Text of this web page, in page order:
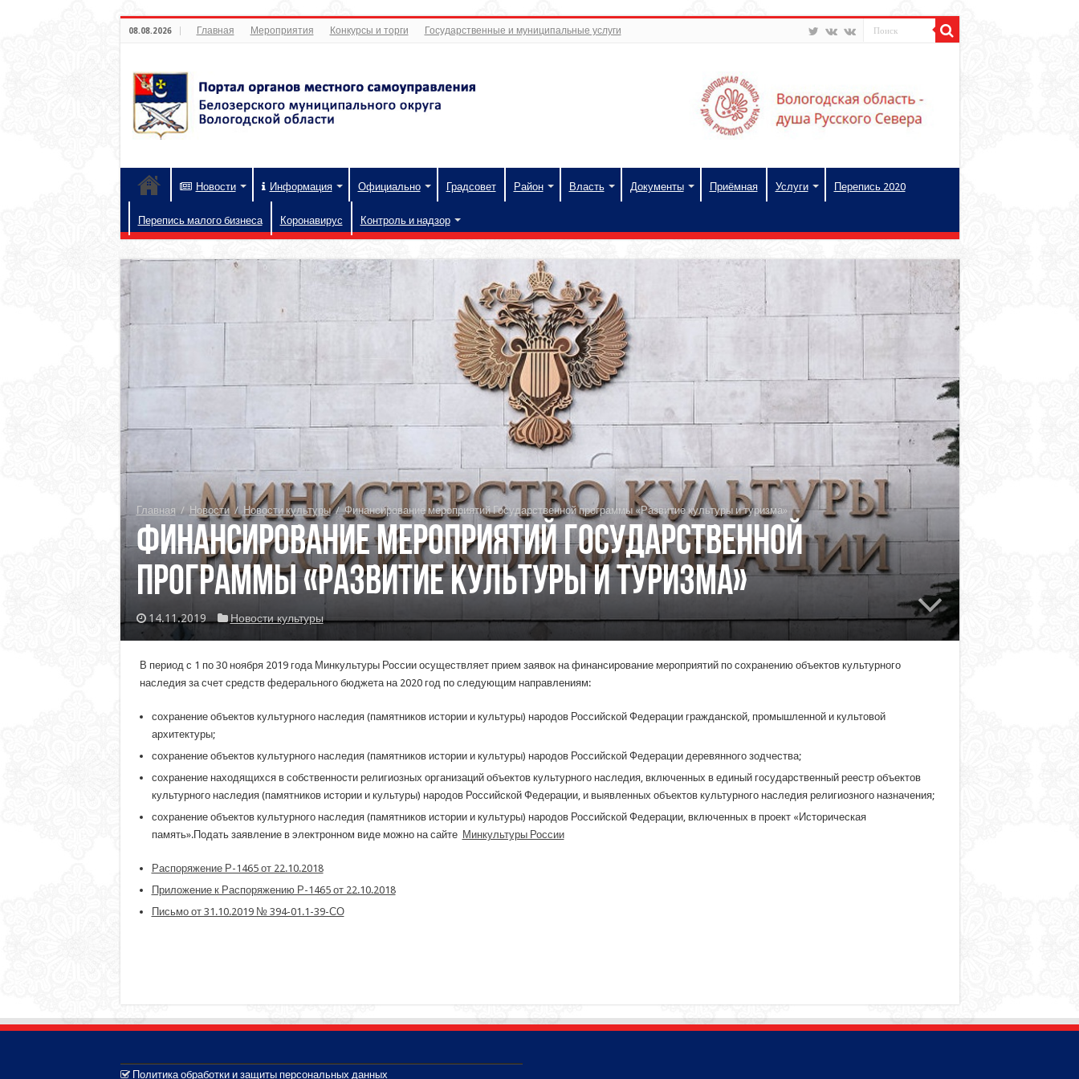
08.08.2026 Главная Мероприятия Конкурсы и торги Государственные и муниципальные услуги
Новости Информация Официально Градсовет Район Власть Документы Приёмная Услуги Перепись 2020
Перепись малого бизнеса Коронавирус Контроль и надзор
Главная / Новости / Новости культуры / Финансирование мероприятий Государственной программы «Развитие культуры и туризма»
Финансирование мероприятий Государственной
программы «Развитие культуры и туризма»
14.11.2019 Новости культуры
В период с 1 по 30 ноября 2019 года Минкультуры России осуществляет прием заявок на финансирование мероприятий по сохранению объектов культурного
наследия за счет средств федерального бюджета на 2020 год по следующим направлениям:
сохранение объектов культурного наследия (памятников истории и культуры) народов Российской Федерации гражданской, промышленной и культовой
архитектуры;
сохранение объектов культурного наследия (памятников истории и культуры) народов Российской Федерации деревянного зодчества;
сохранение находящихся в собственности религиозных организаций объектов культурного наследия, включенных в единый государственный реестр объектов
культурного наследия (памятников истории и культуры) народов Российской Федерации, и выявленных объектов культурного наследия религиозного назначения;
сохранение объектов культурного наследия (памятников истории и культуры) народов Российской Федерации, включенных в проект «Историческая
память».Подать заявление в электронном виде можно на сайте Минкультуры России
Распоряжение Р-1465 от 22.10.2018
Приложение к Распоряжению Р-1465 от 22.10.2018
Письмо от 31.10.2019 № 394-01.1-39-СО
Политика обработки и защиты персональных данных